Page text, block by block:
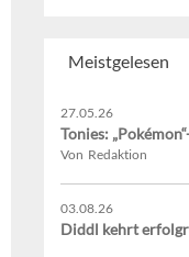
Meistgelesen
27.05.26
Tonies:
Von Redaktion
03.08.26
Diddl kehrt